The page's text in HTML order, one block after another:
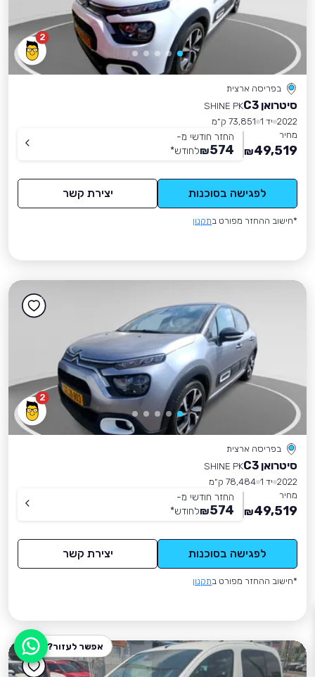
2
בפריסה ארצית
סיטרואן C3
SHINE PK
2022 יד 1
73,851 ק״מ
מחיר
49,519
₪
החזר חודשי מ-
574
₪לחודש*
לפגישה בסוכנות יצירת קשר
*חישוב ההחזר מפורט בתקנון
2
בפריסה ארצית
סיטרואן C3
SHINE PK
2022 יד 1
78,484 ק״מ
מחיר
49,519
₪
החזר חודשי מ-
574
₪לחודש*
לפגישה בסוכנות יצירת קשר
*חישוב ההחזר מפורט בתקנון
אפשר לעזור?